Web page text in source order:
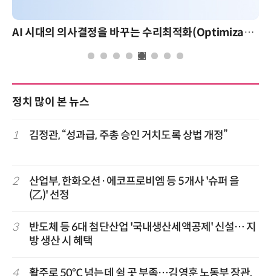
AI 시대의 의사결정을 바꾸는 수리최적화(Optimization): 실제 산업 적용 사례와 활용 전략
정치 많이 본 뉴스
1 김정관, “성과급, 주총 승인 거치도록 상법 개정”
2
산업부, 한화오션·에코프로비엠 등 5개사 '슈퍼 을
(乙)' 선정
3
반도체 등 6대 첨단산업 '국내생산세액공제' 신설… 지
방 생산 시 혜택
4
활주로 50℃ 넘는데 쉴 곳 부족…김영훈 노동부 장관,